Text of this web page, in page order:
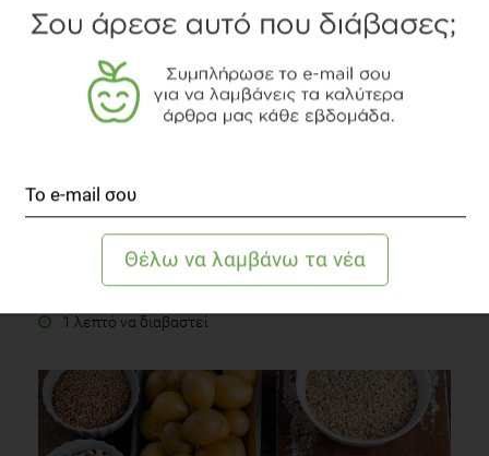
Δίαιτα Dash. Τι προσφέρει;
1 λεπτό να διαβαστεί